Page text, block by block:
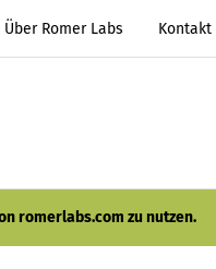
Über Romer Labs Kontakt
romerlabs.com zu nutzen.